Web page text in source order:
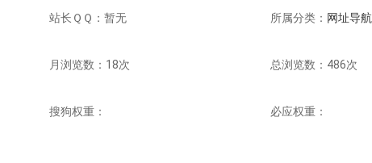
站长ＱＱ：暂无 所属分类： 网址导航
月浏览数：18次 总浏览数：486次
搜狗权重： 必应权重：